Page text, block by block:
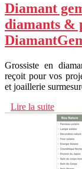
Diamant
diamants &
Grossiste en
reçoit pour vos
et joaillerie
Lire la suite